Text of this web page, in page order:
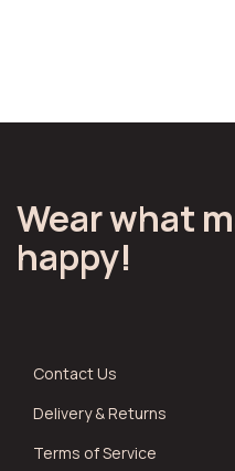
Wear what
happy!
Contact Us
Delivery & Returns
Terms of Service